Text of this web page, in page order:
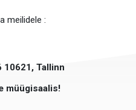
meilidele :
10621, Tallinn
müügisaalis!